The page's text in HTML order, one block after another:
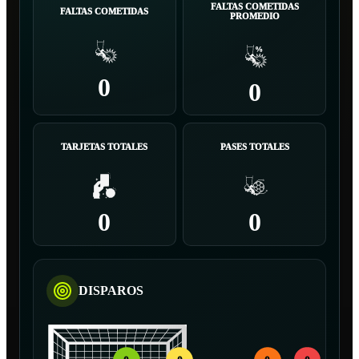
FALTAS COMETIDAS
0
FALTAS COMETIDAS
PROMEDIO
0
TARJETAS TOTALES
0
PASES TOTALES
0
DISPAROS